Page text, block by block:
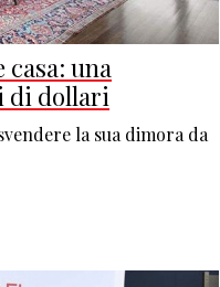
una
di dollari
la sua dimora da